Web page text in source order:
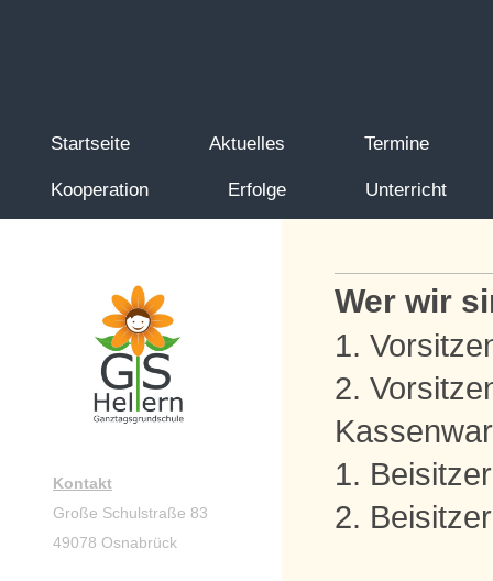
Startseite Aktuelles Termine
Kooperation Erfolge Unterricht
Wer wir
1.
2.
1.
2.
Kontakt
Große Schulstraße 83
49078 Osnabrück